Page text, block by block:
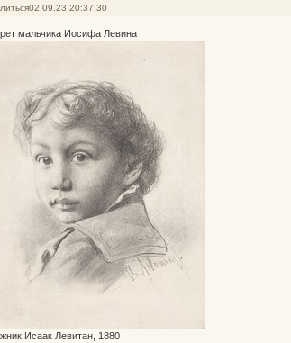
02.09.23 20:37:30
мальчика Иосифа Левина
Исаак Левитан, 1880